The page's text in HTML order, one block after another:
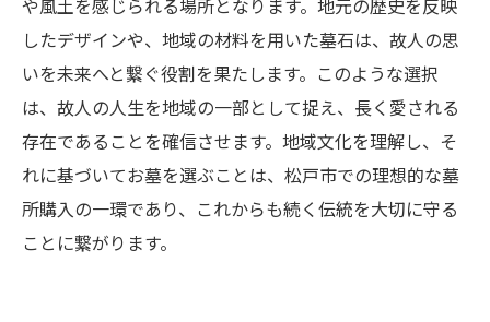
したデザインや、地域の材料を用いた墓石は、故人の思
いを未来へと繋ぐ役割を果たします。このような選択
は、故人の人生を地域の一部として捉え、長く愛される
存在であることを確信させます。地域文化を理解し、そ
れに基づいてお墓を選ぶことは、松戸市での理想的な墓
所購入の一環であり、これからも続く伝統を大切に守る
ことに繋がります。